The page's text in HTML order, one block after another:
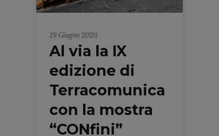
19 Giugno 2026
Al via la IX
edizione di
Terracomunica
con la mostra
“CONfini”